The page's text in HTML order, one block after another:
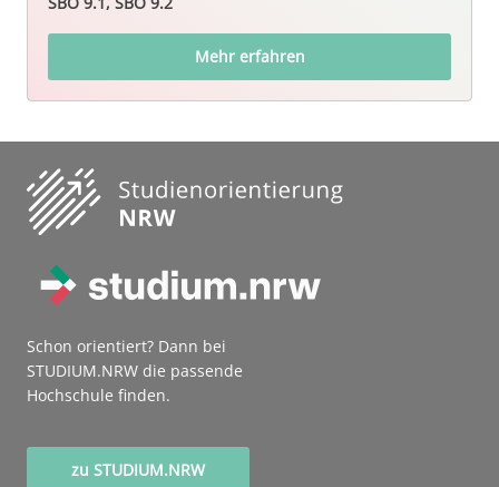
Mehr erfahren
Schon orientiert? Dann bei
STUDIUM.NRW die passende
Hochschule finden.
zu STUDIUM.NRW